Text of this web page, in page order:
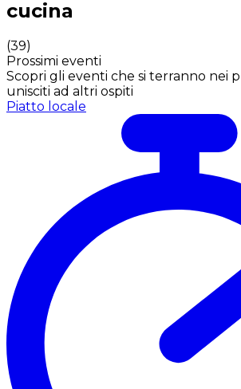
cucina
(39)
Prossimi eventi
Scopri gli eventi che si terranno nei
unisciti ad altri ospiti
Piatto locale